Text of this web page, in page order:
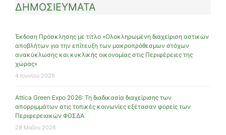
ΔΗΜΟΣΙΕΥΜΑΤΑ
Έκδοση Πρόσκλησης με τίτλο «Ολοκληρωμένη διαχείριση αστικών
αποβλήτων για την επίτευξη των μακροπρόθεσμων στόχων
ανακύκλωσης και κυκλικής οικονομίας στις Περιφέρειες της
χώρας»
4 Ιουνίου 2026
Attica Green Expo 2026: Τη διαδικασία διαχείρισης των
απορριμμάτων στις τοπικές κοινωνίες εξέτασαν φορείς των
Περιφερειακών ΦΟΣΔΑ
28 Μαΐου 2026